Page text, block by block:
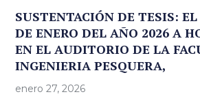
SUSTENTACIÓN DE TESIS:
DE ENERO DEL AÑO 2026 A
EN EL AUDITORIO DE LA
INGENIERIA PESQUERA,
enero 27, 2026